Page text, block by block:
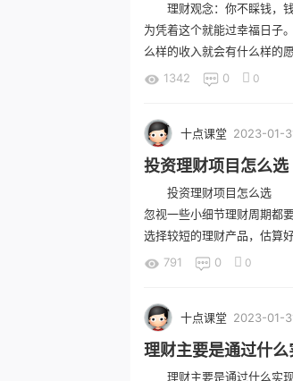
理财观念：你不睬钱，
为凭着这个就能过幸福日
么样的收入就会有什么样的
1342
0 0
十点课堂 2023-01-
投资理财项目怎么选
投资理财项目怎么选 投
忽视一些小细节理财周期都
选择较短的理财产品，估算
791
0 0
十点课堂 2023-01-
理财主要是通过什
理财主要是通过什么实